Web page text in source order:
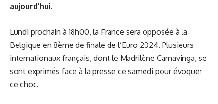
aujourd’hui.
Lundi prochain à 18h00, la France sera opposée à la
Belgique en 8ème de finale de l’Euro 2024. Plusieurs
internationaux français, dont le Madrilène Camavinga, se
sont exprimés face à la presse ce samedi pour évoquer
ce choc.